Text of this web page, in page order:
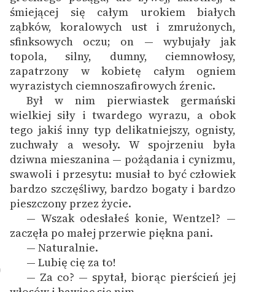
Polityka prywatności
Regulamin biblioteki
Dane fundacji i
sprawozdania finansowe
Regulamin darowizn
Informacja o treściach
wrażliwych
Deklaracja dostępności
śmiejącej się całym urokiem białych
ząbków, koralowych ust i zmrużonych,
sfinksowych oczu; on — wybujały jak
topola, silny, dumny, ciemnowłosy,
zapatrzony w kobietę całym ogniem
wyrazistych ciemnoszafirowych źrenic.
Był w nim pierwiastek germański
wielkiej siły i twardego wyrazu, a obok
tego jakiś inny typ delikatniejszy, ognisty,
zuchwały a wesoły. W spojrzeniu była
dziwna mieszanina — pożądania i cynizmu,
swawoli i przesytu: musiał to być człowiek
bardzo szczęśliwy, bardzo bogaty i bardzo
pieszczony przez życie.
— Wszak odesłałeś konie, Wentzel? —
zaczęła po małej przerwie piękna pani.
— Naturalnie.
— Lubię cię za to!
— Za co? — spytał, biorąc pierścień jej